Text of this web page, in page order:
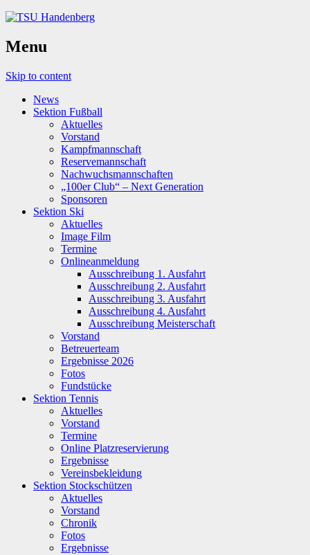
Menu
Skip to content
News
Sektion Fußball
Aktuelles
Vorstand
Kampfmannschaft
Reservemannschaft
Nachwuchsmannschaften
„100er Club“ – Next Generation
Sponsoren
Sektion Ski
Aktuelles
Image Film
Termine
Onlineanmeldung
Ausschreibung 1. Ausfahrt
Ausschreibung 2. Ausfahrt
Ausschreibung 3. Ausfahrt
Ausschreibung 4. Ausfahrt
Ausschreibung Meisterschaft
Vorstand
Betreuerteam
Ergebnisse 2026
Fotos
Fundstücke
Sektion Tennis
Aktuelles
Vorstand
Termine
Online Platzreservierung
Ergebnisse
Vereinsbekleidung
Sektion Stockschützen
Aktuelles
Vorstand
Chronik
Fotos
Ergebnisse